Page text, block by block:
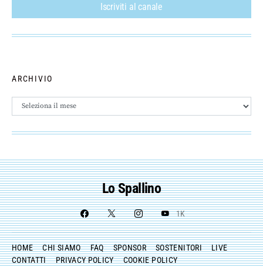
Iscriviti al canale
ARCHIVIO
Archivio
Lo Spallino
1K
HOME CHI SIAMO FAQ SPONSOR SOSTENITORI
LIVE
CONTATTI
PRIVACY POLICY COOKIE POLICY